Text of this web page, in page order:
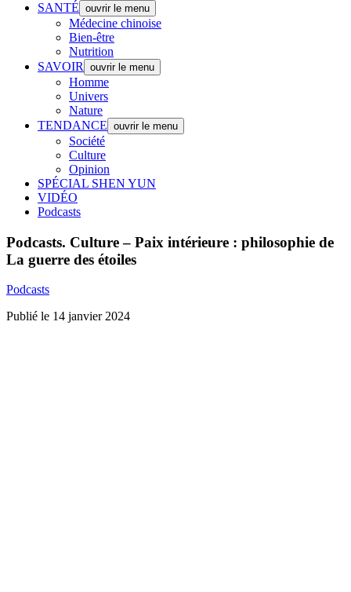
SANTÉ ouvrir le menu
Médecine chinoise
Bien-être
Nutrition
SAVOIR
ouvrir le menu
Homme
Univers
Nature
TENDANCE ouvrir le menu
Société
Culture
Opinion
SPÉCIAL SHEN YUN
VIDÉO
Podcasts
Podcasts. Culture – Paix intérieure : philosophie de
La guerre des étoiles
Podcasts
Publié le 14 janvier 2024